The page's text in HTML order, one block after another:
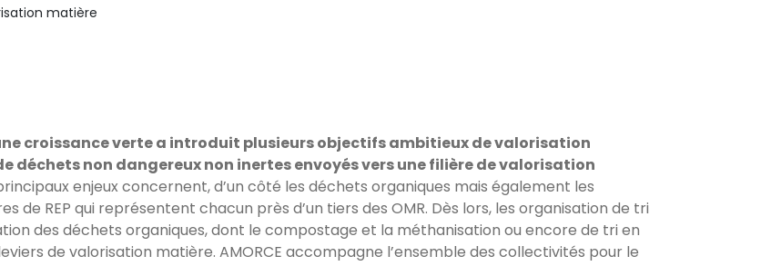
matière
croissance verte a introduit plusieurs objectifs ambitieux de valorisation
non dangereux non inertes envoyés vers une filière de valorisation
enjeux concernent, d’un côté les déchets organiques mais également les
REP qui représentent chacun près d’un tiers des OMR. Dès lors, les organisation de tri
des déchets organiques, dont le compostage et la méthanisation ou encore de tri en
de valorisation matière. AMORCE accompagne l’ensemble des collectivités pour le